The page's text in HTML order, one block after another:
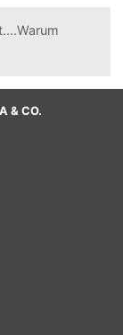
& CO.